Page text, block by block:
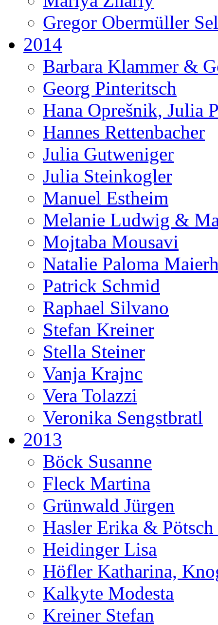
Gregor Obermüller
2014
Barbara Klammer &
Georg Pinteritsch
Hana Oprešnik, Julia
Hannes Rettenbacher
Julia Gutweniger
Julia Steinkogler
Manuel Estheim
Melanie Ludwig &
Mojtaba Mousavi
Natalie Paloma
Patrick Schmid
Raphael Silvano
Stefan Kreiner
Stella Steiner
Vanja Krajnc
Vera Tolazzi
Veronika Sengstbratl
2013
Böck Susanne
Fleck Martina
Grünwald Jürgen
Hasler Erika & Pötsch
Heidinger Lisa
Höfler Katharina,
Kalkyte Modesta
Kreiner Stefan